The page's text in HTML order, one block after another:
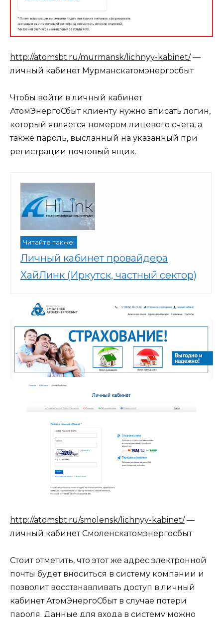
http://atomsbt.ru/murmansk/lichnyy-kabinet/—
личный кабинет Мурманскатомэнергосбыт
Чтобы войти в личный кабинет
АтомЭнергоСбыт клиенту нужно вписать логин,
который является номером лицевого счета, а
также пароль, высланный на указанный при
регистрации почтовый ящик.
Читайте также:
Личный кабинет провайдера
ХайЛинк (Иркутск, частный сектор)
http://atomsbt.ru/smolensk/lichnyy-kabinet/—
личный кабинет Смоленскатомэнергосбыт
Стоит отметить, что этот же адрес электронной
почты будет вноситься в систему компании и
позволит восстанавливать доступ в личный
кабинет АтомЭнергоСбыт в случае потери
пароля. Данные для входа в систему можно